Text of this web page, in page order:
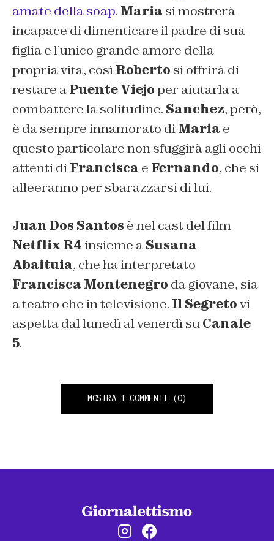
amate della soap. Maria si mostrerà
incapace di dimenticare il padre di sua
figlia e l’unico grande amore della
propria vita, cosìRoberto si offrirà di
restare aPuente Viejoper aiutarla a
combattere la solitudine. Sanchez, però,
è da sempre innamorato diMaria e
questo particolare non sfuggirà agli occhi
attenti diFrancisca e Fernando, che si
alleeranno per sbarazzarsi di lui.
Juan Dos Santos è nel cast del film
Netflix R4insieme aSusana
Abaituia, che ha interpretato
Francisca Montenegro da giovane, sia
a teatro che in televisione. Il Segretovi
aspetta dal lunedì al venerdì suCanale
5.
MOSTRA I COMMENTI (0)